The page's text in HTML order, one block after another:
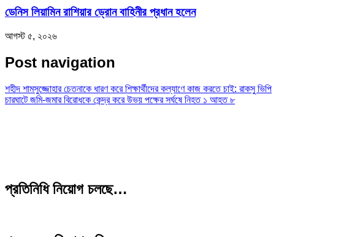
ডেনিস লিয়ামিন রাশিয়ার ড্রোন বাহিনীর প্রধান হলেন
আগস্ট ৫, ২০২৬
Post navigation
শহীদ শামসুজ্জোহার চেতনাকে ধারণ করে শিক্ষার্থীদের কল্যাণে কাজ করতে চাই: রাকসু ভিপি
চারঘাটে জমি-জমার বিরোধকে কেন্দ্র করে উভয় পক্ষের সর্ঘষে নিহত ১ আহত ৮
প্রতিনিধি নিয়োগ চলছে…